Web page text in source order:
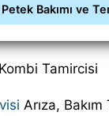
Petek Bakımı ve
Tamircisi
Arıza,